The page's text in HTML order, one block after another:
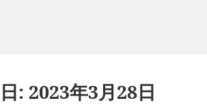
日: 2023年3月28日